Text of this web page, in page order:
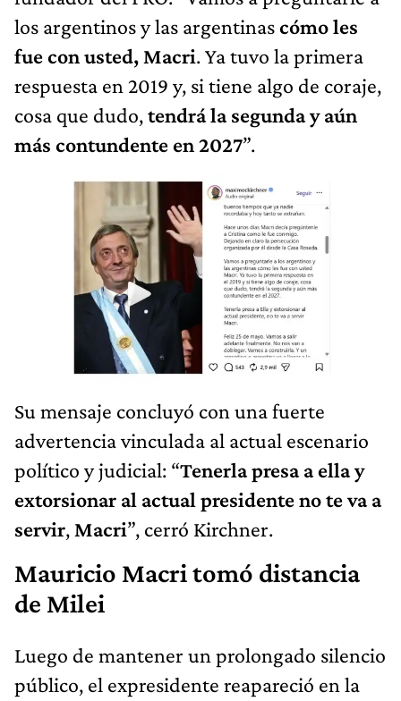
los argentinos y las argentinascómo les
fue con usted, Macri. Ya tuvo la primera
respuesta en 2019 y, si tiene algo de coraje,
cosa que dudo,tendrá la segunda y aún
más contundente en 2027”.
Su mensaje concluyó con una fuerte
advertencia vinculada al actual escenario
político y judicial: “Tenerla presa a ella y
extorsionar al actual presidente no te va a
servir, Macri”, cerró Kirchner.
Mauricio Macri tomó distancia
de Milei
Luego de mantener un prolongado silencio
público, el expresidente reapareció en la